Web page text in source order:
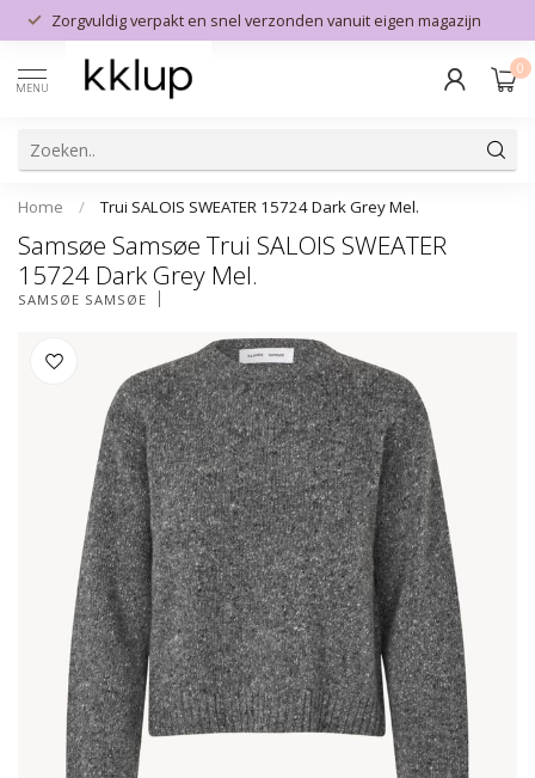
Zorgvuldig verpakt en snel verzonden vanuit eigen magazijn
MENU
0
Home / Trui SALOIS SWEATER 15724 Dark Grey Mel.
Samsøe Samsøe Trui SALOIS SWEATER
15724 Dark Grey Mel.
SAMSØE SAMSØE